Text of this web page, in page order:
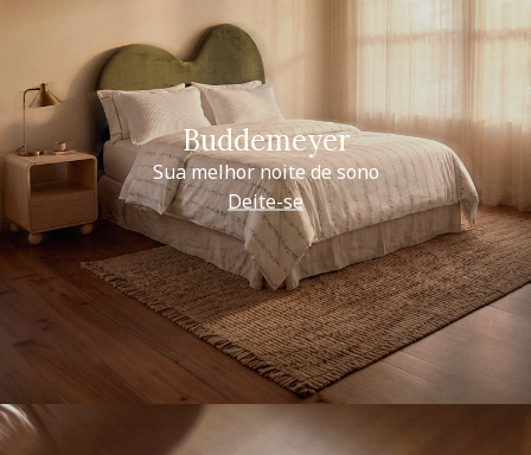
Buddemeyer
Sua melhor noite de sono
Deite-se